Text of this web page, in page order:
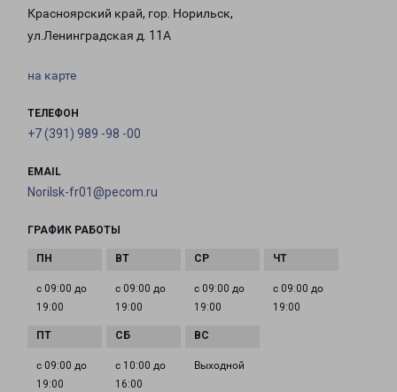
Красноярский край, гор. Норильск,
ул.Ленинградская д. 11А
на карте
ТЕЛЕФОН
+7 (391) 989 -98 -00
EMAIL
Norilsk-fr01@pecom.ru
ГРАФИК РАБОТЫ
с 09:00 до
19:00
с 09:00 до
19:00
с 09:00 до
19:00
с 09:00 до
19:00
с 09:00 до
19:00
с 10:00 до
16:00
Выходной